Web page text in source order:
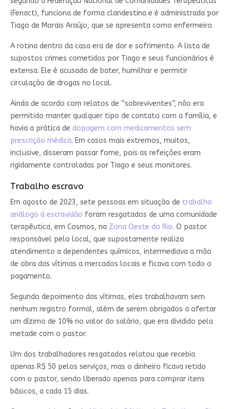
(Fenact), funciona de forma clandestina e é administrada por
Tiago de Morais Araújo, que se apresenta como enfermeiro.
A rotina dentro da casa era de dor e sofrimento. A lista de
supostos crimes cometidos por Tiago e seus funcionários é
extensa. Ele é acusado de bater, humilhar e permitir
circulação de drogas no local.
Ainda de acordo com relatos de “sobreviventes”, não era
permitido manter qualquer tipo de contato com a família, e
havia a prática de dopagem com medicamentos sem
prescrição médica. Em casos mais extremos, muitos,
inclusive, disseram passar fome, pois as refeições eram
rigidamente controladas por Tiago e seus monitores.
Trabalho escravo
Em agosto de 2023, sete pessoas em situação de trabalho
análogo à escravidão foram resgatados de uma comunidade
terapêutica, em Cosmos, na Zona Oeste do Rio. O pastor
responsável pelo local, que supostamente realiza
atendimento a dependentes químicos, intermediava a mão
de obra das vítimas a mercados locais e ficava com todo o
pagamento.
Segundo depoimento das vítimas, eles trabalhavam sem
nenhum registro formal, além de serem obrigados a ofertar
um dízimo de 10% no valor do salário, que era dividido pela
metade com o pastor.
Um dos trabalhadores resgatados relatou que recebia
apenas R$ 50 pelos serviços, mas o dinheiro ficava retido
com o pastor, sendo liberado apenas para comprar itens
básicos, a cada 15 dias.